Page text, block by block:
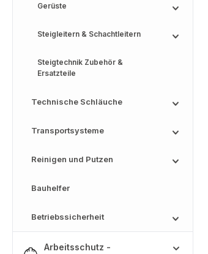
Gerüste
Steigleitern & Schachtleitern
Steigtechnik Zubehör &
Ersatzteile
Technische Schläuche
Transportsysteme
Reinigen und Putzen
Bauhelfer
Betriebssicherheit
Arbeitsschutz -